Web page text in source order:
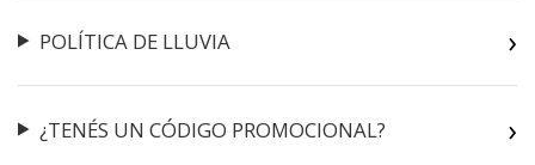
POLÍTICA DE LLUVIA
¿TENÉS UN CÓDIGO PROMOCIONAL?